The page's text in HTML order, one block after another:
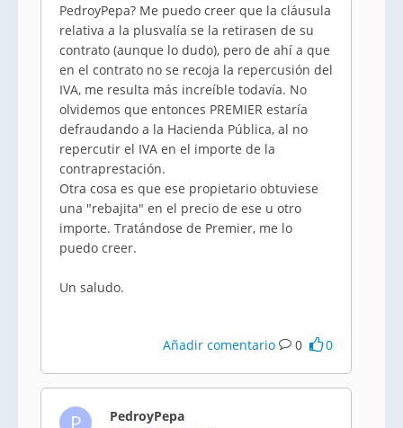
PedroyPepa? Me puedo creer que la cláusula
relativa a la plusvalía se la retirasen de su
contrato (aunque lo dudo), pero de ahí a que
en el contrato no se recoja la repercusión del
IVA, me resulta más increíble todavía. No
olvidemos que entonces PREMIER estaría
defraudando a la Hacienda Pública, al no
repercutir el IVA en el importe de la
contraprestación.
Otra cosa es que ese propietario obtuviese
una "rebajita" en el precio de ese u otro
importe. Tratándose de Premier, me lo
puedo creer.
Un saludo.
Añadir comentario 0 0
P
PedroyPepa